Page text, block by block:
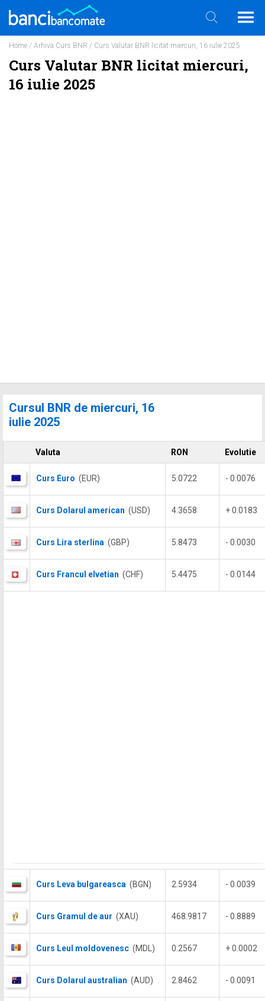
Home / Arhiva Curs BNR / Curs Valutar BNR licitat miercuri, 16 iulie 2025
Curs Valutar BNR licitat miercuri,
16 iulie 2025
Cursul BNR de miercuri, 16
iulie 2025
Valuta RON Evolutie
Curs Euro (EUR) 5.0722 - 0.0076
Curs Dolarul american (USD) 4.3658 + 0.0183
Curs Lira sterlina (GBP) 5.8473 - 0.0030
Curs Francul elvetian (CHF) 5.4475 - 0.0144
Curs Leva bulgareasca (BGN) 2.5934 - 0.0039
Curs Gramul de aur (XAU) 468.9817 - 0.8889
Curs Leul moldovenesc (MDL) 0.2567 + 0.0002
Curs Dolarul australian (AUD) 2.8462 - 0.0091